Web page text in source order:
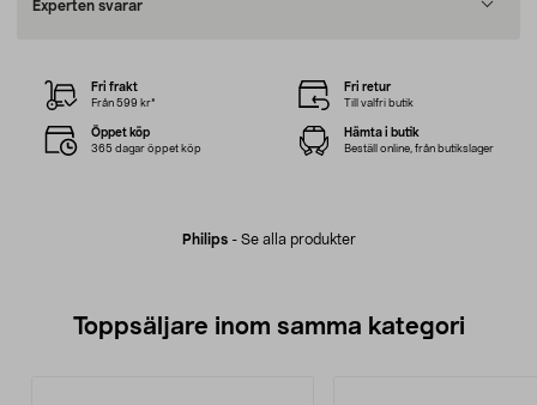
Experten svarar
Philips- Se alla produkter
Fri frakt
Från 599 kr*
Fri retur
Till valfri butik
Öppet köp
365 dagar öppet köp
Hämta i butik
Beställ online, från butikslager
Toppsäljare inom samma kategori